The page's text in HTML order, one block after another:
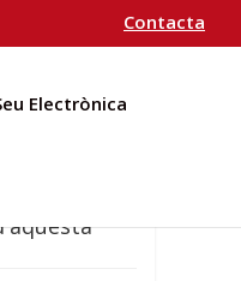
Contacta
Electrònica